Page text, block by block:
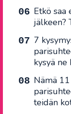
Etkö saa
jälkeen?
7
kysyä ne
Nämä
teidän